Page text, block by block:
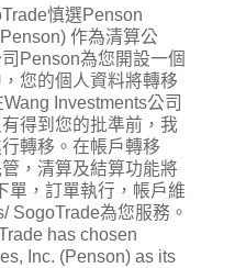
慎選Penson
作為清算公
Penson為您開設一個
您的個人資料將轉移
Investments公司
得到您的批準前，我
轉移。在帳戶轉移
，清算及結算功能將
單，訂單執行，帳戶維
SogoTrade為您服務。
has chosen
Inc. (Penson) as its